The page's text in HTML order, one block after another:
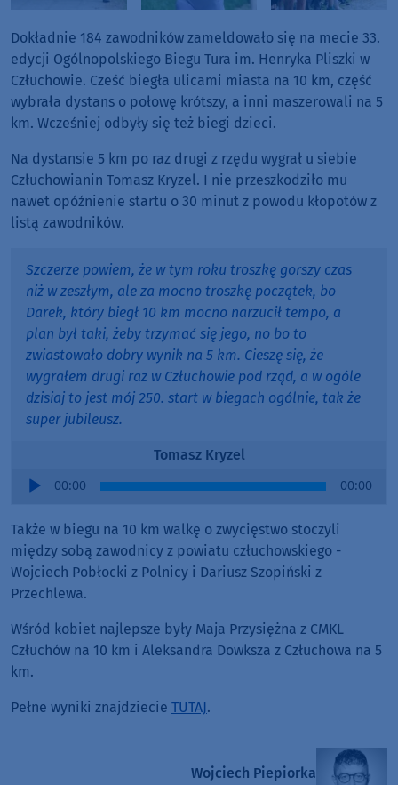
Dokładnie 184 zawodników zameldowało się na mecie 33.
edycji Ogólnopolskiego Biegu Tura im. Henryka Pliszki w
Człuchowie. Cześć biegła ulicami miasta na 10 km, część
wybrała dystans o połowę krótszy, a inni maszerowali na 5
km. Wcześniej odbyły się też biegi dzieci.
Na dystansie 5 km po raz drugi z rzędu wygrał u siebie
Człuchowianin Tomasz Kryzel. I nie przeszkodziło mu
nawet opóźnienie startu o 30 minut z powodu kłopotów z
listą zawodników.
Szczerze powiem, że w tym roku troszkę gorszy czas
niż w zeszłym, ale za mocno troszkę początek, bo
Darek, który biegł 10 km mocno narzucił tempo, a
plan był taki, żeby trzymać się jego, no bo to
zwiastowało dobry wynik na 5 km. Cieszę się, że
wygrałem drugi raz w Człuchowie pod rząd, a w ogóle
dzisiaj to jest mój 250. start w biegach ogólnie, tak że
super jubileusz.
Tomasz Kryzel
Audio
00:00 00:00
Także w biegu na 10 km walkę o zwycięstwo stoczyli
między sobą zawodnicy z powiatu człuchowskiego -
Wojciech Pobłocki z Polnicy i Dariusz Szopiński z
Przechlewa.
Wśród kobiet najlepsze były Maja Przysiężna z CMKL
Człuchów na 10 km i Aleksandra Dowksza z Człuchowa na 5
km.
Pełne wyniki znajdziecie TUTAJ.
Wojciech Piepiorka